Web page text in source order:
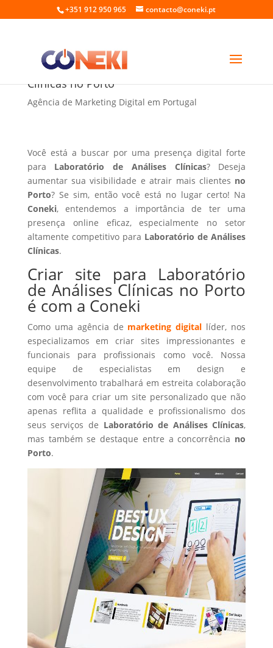
+351 912 950 965 contacto@coneki.pt
Criar site para Laboratório de Análises
Clínicas no Porto
Agência de Marketing Digital em Portugal
Você está a buscar por uma presença digital forte
para Laboratório de Análises Clínicas? Deseja
aumentar sua visibilidade e atrair mais clientes no
Porto? Se sim, então você está no lugar certo! Na
Coneki, entendemos a importância de ter uma
presença online eficaz, especialmente no setor
altamente competitivo para Laboratório de Análises
Clínicas.
Criar site para Laboratório
de Análises Clínicas no Porto
é com a Coneki
Como uma agência de marketing digital líder, nos
especializamos em criar sites impressionantes e
funcionais para profissionais como você. Nossa
equipe de especialistas em design e
desenvolvimento trabalhará em estreita colaboração
com você para criar um site personalizado que não
apenas reflita a qualidade e profissionalismo dos
seus serviços de Laboratório de Análises Clínicas,
mas também se destaque entre a concorrência no
Porto.